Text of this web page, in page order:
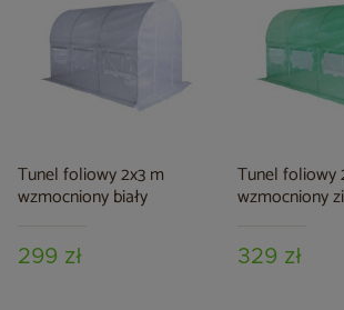
Tunel foliowy 2x3 m
wzmocniony biały
299 zł
Tunel foliowy
wzmocniony
329 zł